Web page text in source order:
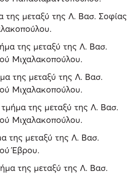
της μεταξύ της Λ. Βασ. Σοφίας
της μεταξύ της Λ. Βασ.
Μιχαλακοπούλου.
της μεταξύ της Λ. Βασ.
Μιχαλακοπούλου.
της μεταξύ της Λ. Βασ.
Μιχαλακοπούλου.
της μεταξύ της Λ. Βασ.
Έβρου.
της μεταξύ της Λ. Βασ.